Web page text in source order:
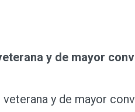
y de mayor
y de mayor